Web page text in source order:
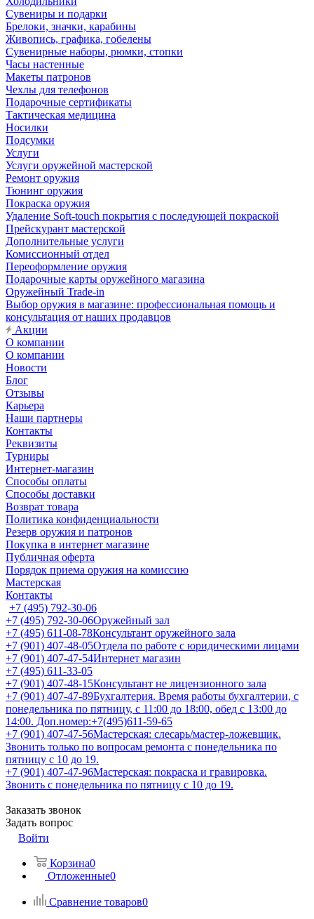
Сувениры и подарки
Брелоки, значки, карабины
Живопись, графика, гобелены
Сувенирные наборы, рюмки, стопки
Часы настенные
Макеты патронов
Чехлы для телефонов
Подарочные сертификаты
Тактическая медицина
Носилки
Подсумки
Услуги
Услуги оружейной мастерской
Ремонт оружия
Тюнинг оружия
Покраска оружия
Удаление Soft-touch покрытия с последующей покраской
Прейскурант мастерской
Дополнительные услуги
Комиссионный отдел
Переоформление оружия
Подарочные карты оружейного магазина
Оружейный Trade-in
Выбор оружия в магазине: профессиональная помощь и
консультация от наших продавцов
Акции
О компании
О компании
Новости
Блог
Отзывы
Карьера
Наши партнеры
Контакты
Реквизиты
Турниры
Интернет-магазин
Способы оплаты
Способы доставки
Возврат товара
Политика конфиденциальности
Резерв оружия и патронов
Покупка в интернет магазине
Публичная оферта
Порядок приема оружия на комиссию
Мастерская
Контакты
+7 (495) 792-30-06
+7 (495) 792-30-06Оружейный зал
+7 (495) 611-08-78Консультант оружейного зала
+7 (901) 407-48-05Отдела по работе с юридическими лицами
+7 (901) 407-47-54Интернет магазин
+7 (495) 611-33-05
+7 (901) 407-48-15Консультант не лицензионного зала
+7 (901) 407-47-89Бухгалтерия. Время работы бухгалтерии, с
понедельника по пятницу, с 11:00 до 18:00, обед с 13:00 до
14:00. Доп.номер:+7(495)611-59-65
+7 (901) 407-47-56Мастерская: слесарь/мастер-ложевщик.
Звонить только по вопросам ремонта с понедельника по
пятницу с 10 до 19.
+7 (901) 407-47-96Мастерская: покраска и гравировка.
Звонить с понедельника по пятницу с 10 до 19.
Заказать звонок
Задать вопрос
Войти
Корзина0
Отложенные0
Сравнение товаров0